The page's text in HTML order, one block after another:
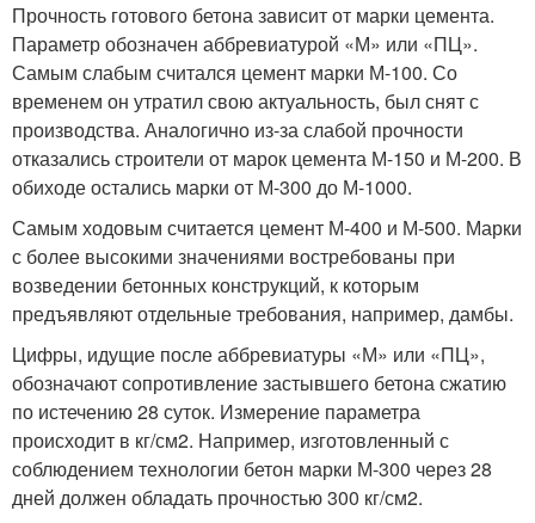
Прочность готового бетона зависит от марки цемента.
Параметр обозначен аббревиатурой «М» или «ПЦ».
Самым слабым считался цемент марки М-100. Со
временем он утратил свою актуальность, был снят с
производства. Аналогично из-за слабой прочности
отказались строители от марок цемента М-150 и М-200. В
обиходе остались марки от М-300 до М-1000.
Самым ходовым считается цемент М-400 и М-500. Марки
с более высокими значениями востребованы при
возведении бетонных конструкций, к которым
предъявляют отдельные требования, например, дамбы.
Цифры, идущие после аббревиатуры «М» или «ПЦ»,
обозначают сопротивление застывшего бетона сжатию
по истечению 28 суток. Измерение параметра
происходит в кг/см2. Например, изготовленный с
соблюдением технологии бетон марки М-300 через 28
дней должен обладать прочностью 300 кг/см2.